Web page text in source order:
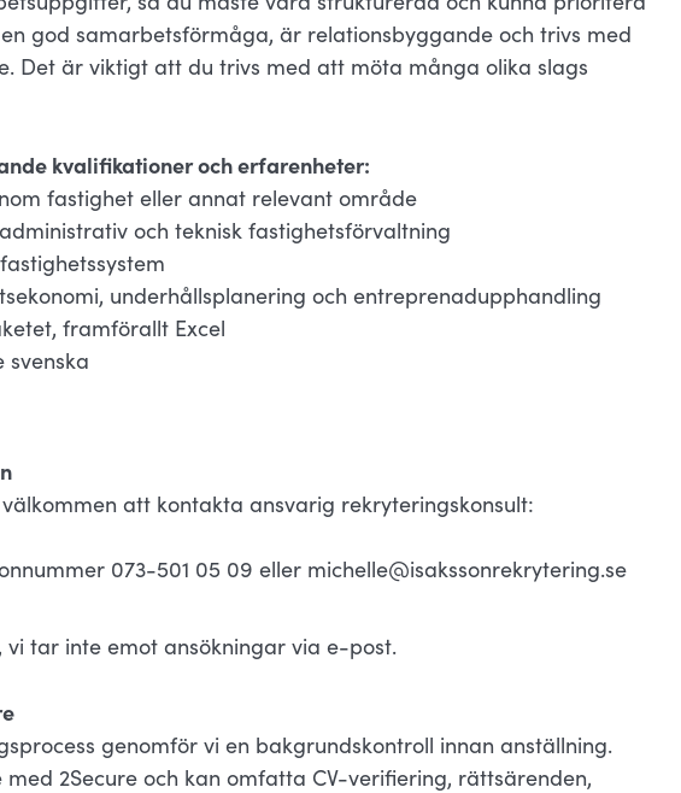
god samarbetsförmåga, är relationsbyggande och trivs med
Det är viktigt att du trivs med att möta många olika slags
kvalifikationer och erfarenheter:
fastighet eller annat relevant område
och teknisk fastighetsförvaltning
underhållsplanering och entreprenadupphandling
framförallt Excel
svenska
att kontakta ansvarig rekryteringskonsult:
073-501 05 09 eller michelle@isakssonrekrytering.se
vi tar inte emot ansökningar via e-post.
genomför vi en bakgrundskontroll innan anställning.
2Secure och kan omfatta CV-verifiering, rättsärenden,